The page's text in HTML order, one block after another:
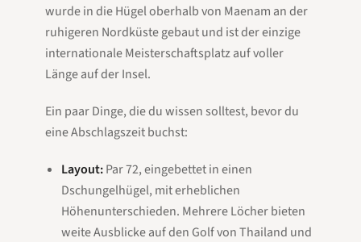
wurde in die Hügel oberhalb von Maenam an der
ruhigeren Nordküste gebaut und ist der einzige
internationale Meisterschaftsplatz auf voller
Länge auf der Insel.
Ein paar Dinge, die du wissen solltest, bevor du
eine Abschlagszeit buchst:
Layout:Par 72, eingebettet in einen
Dschungelhügel, mit erheblichen
Höhenunterschieden. Mehrere Löcher bieten
weite Ausblicke auf den Golf von Thailand und